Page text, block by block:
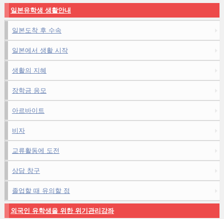
일본유학생 생활안내
일본도착 후 수속
일본에서 생활 시작
생활의 지혜
장학금 응모
아르바이트
비자
교류활동에 도전
상담 창구
졸업할 때 유의할 점
외국인 유학생을 위한 위기관리강좌